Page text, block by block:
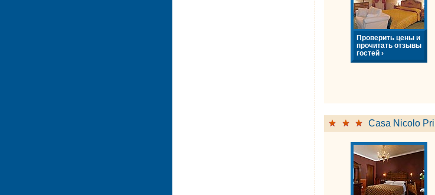
Проверить цены и
прочитать отзывы
гостей ›
Casa Nicolo